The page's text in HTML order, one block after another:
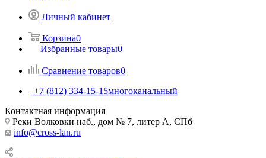
Личный кабинет
Корзина0
Избранные товары0
Сравнение товаров0
+7 (812) 334-15-15многоканальный
Контактная информация
Реки Волковки наб., дом № 7, литер А, СПб
info@cross-lan.ru